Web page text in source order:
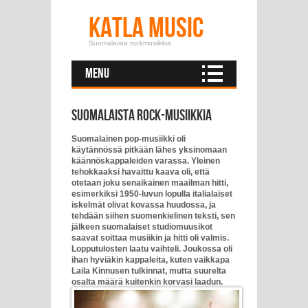
Katla Music
Suomalaista rockmusiikkia
Menu
Suomalaista rock-musiikkia
Suomalainen pop-musiikki oli
käytännössä pitkään lähes yksinomaan
käännöskappaleiden varassa. Yleinen
tehokkaaksi havaittu kaava oli, että
otetaan joku senaikainen maailman hitti,
esimerkiksi 1950-luvun lopulla italialaiset
iskelmät olivat kovassa huudossa, ja
tehdään siihen suomenkielinen teksti, sen
jälkeen suomalaiset studiomuusikot
saavat soittaa musiikin ja hitti oli valmis.
Lopputulosten laatu vaihteli. Joukossa oli
ihan hyviäkin kappaleita, kuten vaikkapa
Laila Kinnusen tulkinnat, mutta suurelta
osalta määrä kuitenkin korvasi laadun.